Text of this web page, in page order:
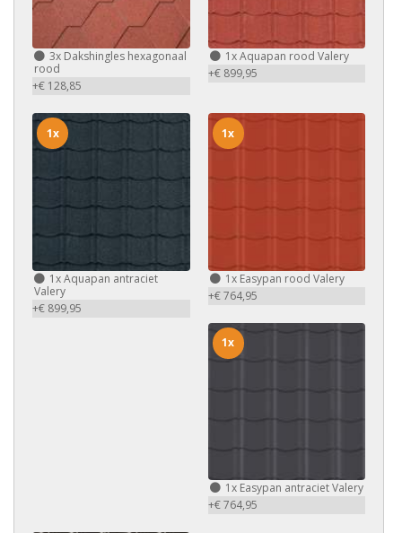
3x Dakshingles hexagonaal
rood
+€ 128,85
1xAquapan rood Valery
+€ 899,95
1xAquapan antraciet
Valery
+€ 899,95
1x
1xEasypan rood Valery
+€ 764,95
1x
1xEasypan antraciet Valery
+€ 764,95
1x